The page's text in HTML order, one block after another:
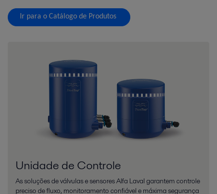
Ir para o Catálogo de Produtos
Unidade de Controle
As soluções de válvulas e sensores Alfa Laval garantem controle
preciso de fluxo, monitoramento confiável e máxima segurança